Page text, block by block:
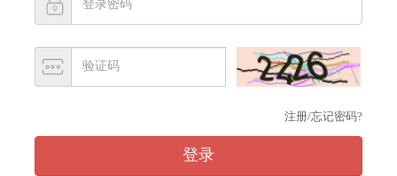
注册/忘记密码?
登录